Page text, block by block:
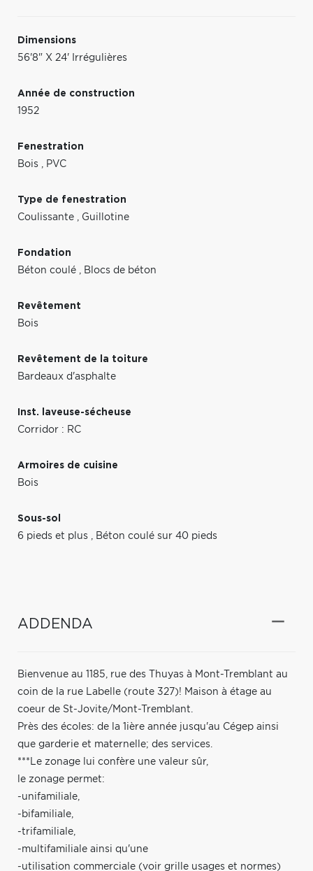
Dimensions
56'8" X 24' Irrégulières
Année de construction
1952
Fenestration
Bois , PVC
Type de fenestration
Coulissante , Guillotine
Fondation
Béton coulé , Blocs de béton
Revêtement
Bois
Revêtement de la toiture
Bardeaux d'asphalte
Inst. laveuse-sécheuse
Corridor : RC
Armoires de cuisine
Bois
Sous-sol
6 pieds et plus , Béton coulé sur 40 pieds
ADDENDA
Bienvenue au 1185, rue des Thuyas à Mont-Tremblant au
coin de la rue Labelle (route 327)! Maison à étage au
coeur de St-Jovite/Mont-Tremblant.
Près des écoles: de la 1ière année jusqu'au Cégep ainsi
que garderie et maternelle; des services.
***Le zonage lui confère une valeur sûr,
le zonage permet:
-unifamiliale,
-bifamiliale,
-trifamiliale,
-multifamiliale ainsi qu'une
-utilisation commerciale (voir grille usages et normes)